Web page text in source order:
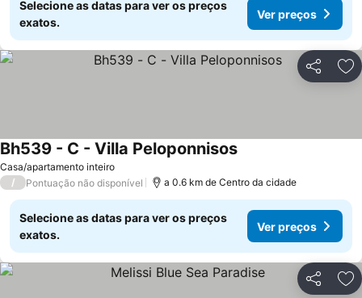
Selecione as datas para ver os preços
exatos.
Ver preços
Partilhar
Casa/apartamento inteiro
Bh539 - C - Villa Peloponnisos
/ Pontuação não disponível a 0.6 km de Centro da cidade
Selecione as datas para ver os preços
exatos.
Ver preços
Partilhar